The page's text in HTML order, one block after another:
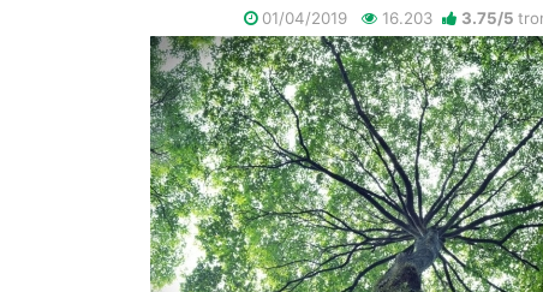
01/04/2019 16.203 3.75/5